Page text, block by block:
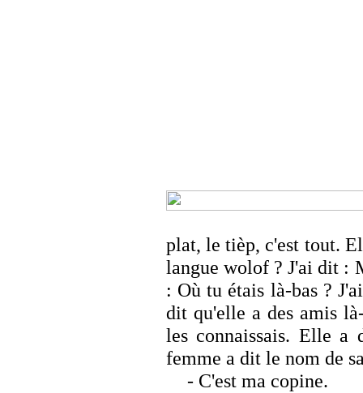
plat, le tièp, c'est tout.
langue wolof ? J'ai dit :
: Où tu étais là-bas ?
dit qu'elle a des amis
les connaissais. Elle
femme a dit le nom de
- C'est ma copine.